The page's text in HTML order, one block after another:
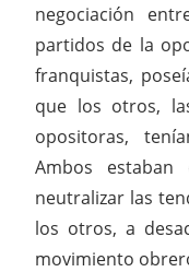
negociación
partidos de la
franquistas,
que los otros,
opositoras,
Ambos
neutralizar las
los otros, a
movimiento